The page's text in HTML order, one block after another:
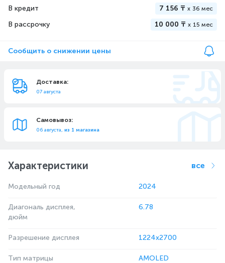
В кредит 7 156 ₸ x 36 мес
В рассрочку 10 000 ₸ x 15 мес
Сообщить о снижении цены
Доставка:
07 августа
Самовывоз:
06 августа, из 1 магазина
Характеристики все
Модельный год 2024
Диагональ дисплея,
дюйм
6.78
Разрешение дисплея 1224x2700
Тип матрицы AMOLED